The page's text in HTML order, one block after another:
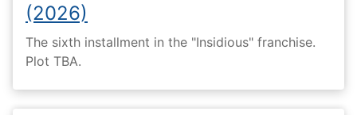
(2026)
The sixth installment in the "Insidious" franchise.
Plot TBA.